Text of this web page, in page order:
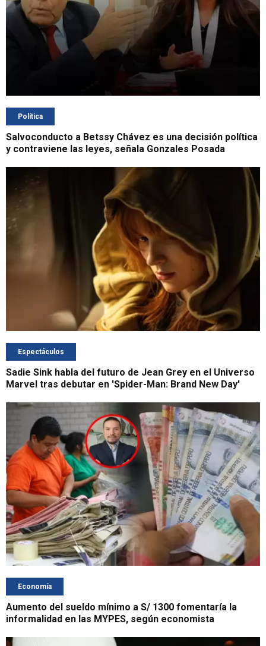
Política
Salvoconducto a Betssy Chávez es una decisión política
y contraviene las leyes, señala Gonzales Posada
Espectáculos
Sadie Sink habla del futuro de Jean Grey en el Universo
Marvel tras debutar en 'Spider-Man: Brand New Day'
Economía
Aumento del sueldo mínimo a S/ 1300 fomentaría la
informalidad en las MYPES, según economista